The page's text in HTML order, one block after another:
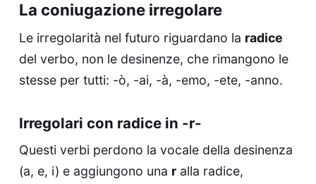
La coniugazione irregolare
Le irregolarità nel futuro riguardano la radice
del verbo, non le desinenze, che rimangono le
stesse per tutti: -ò, -ai, -à, -emo, -ete, -anno.
Irregolari con radice in -r-
Questi verbi perdono la vocale della desinenza
(a, e, i) e aggiungono una ralla radice,